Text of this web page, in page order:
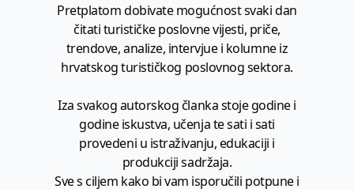
Pretplatom dobivate mogućnost svaki dan
čitati turističke poslovne vijesti, priče,
trendove, analize, intervjue i kolumne iz
hrvatskog turističkog poslovnog sektora.
Iza svakog autorskog članka stoje godine i
godine iskustva, učenja te sati i sati
provedeni u istraživanju, edukaciji i
produkciji sadržaja.
Sve s ciljem kako bi vam isporučili potpune i